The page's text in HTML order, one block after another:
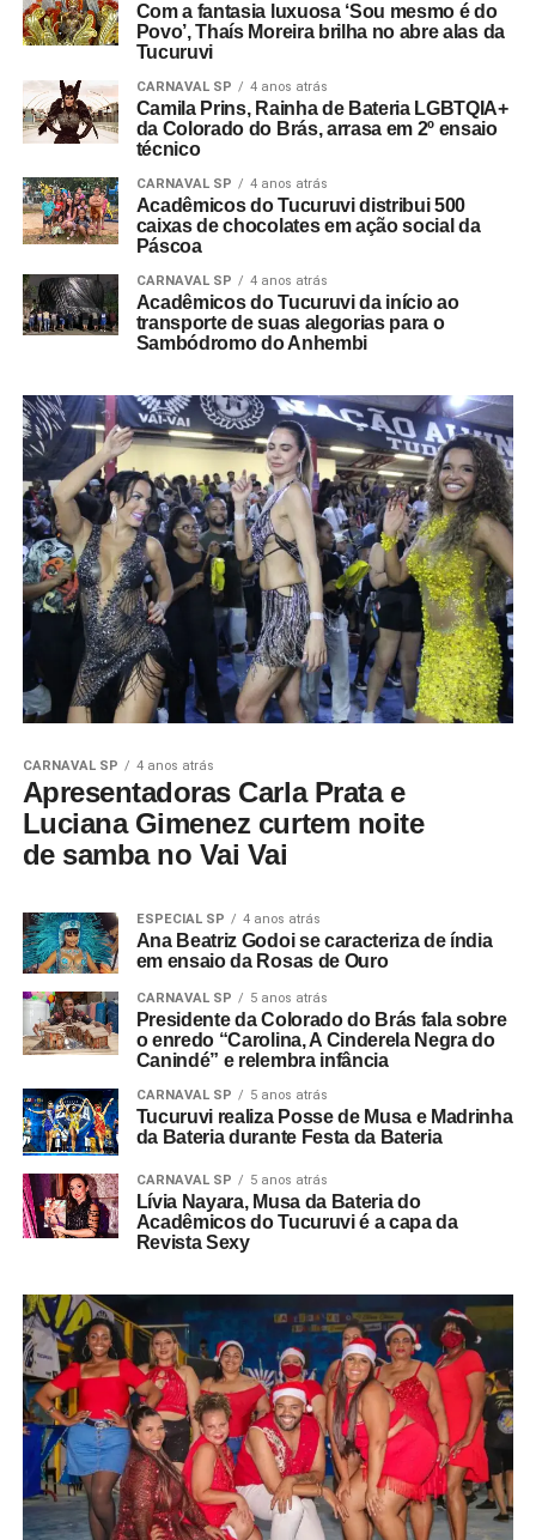
Com a fantasia luxuosa ‘Sou mesmo é do
Povo’, Thaís Moreira brilha no abre alas da
Tucuruvi
CARNAVAL SP 4 anos atrás
Camila Prins, Rainha de Bateria LGBTQIA+
da Colorado do Brás, arrasa em 2º ensaio
técnico
CARNAVAL SP 4 anos atrás
Acadêmicos do Tucuruvi distribui 500
caixas de chocolates em ação social da
Páscoa
CARNAVAL SP 4 anos atrás
Acadêmicos do Tucuruvi da início ao
transporte de suas alegorias para o
Sambódromo do Anhembi
CARNAVAL SP 4 anos atrás
Apresentadoras Carla Prata e
Luciana Gimenez curtem noite
de samba no Vai Vai
ESPECIAL SP 4 anos atrás
Ana Beatriz Godoi se caracteriza de índia
em ensaio da Rosas de Ouro
CARNAVAL SP 5 anos atrás
Presidente da Colorado do Brás fala sobre
o enredo “Carolina, A Cinderela Negra do
Canindé” e relembra infância
CARNAVAL SP 5 anos atrás
Tucuruvi realiza Posse de Musa e Madrinha
da Bateria durante Festa da Bateria
CARNAVAL SP 5 anos atrás
Lívia Nayara, Musa da Bateria do
Acadêmicos do Tucuruvi é a capa da
Revista Sexy